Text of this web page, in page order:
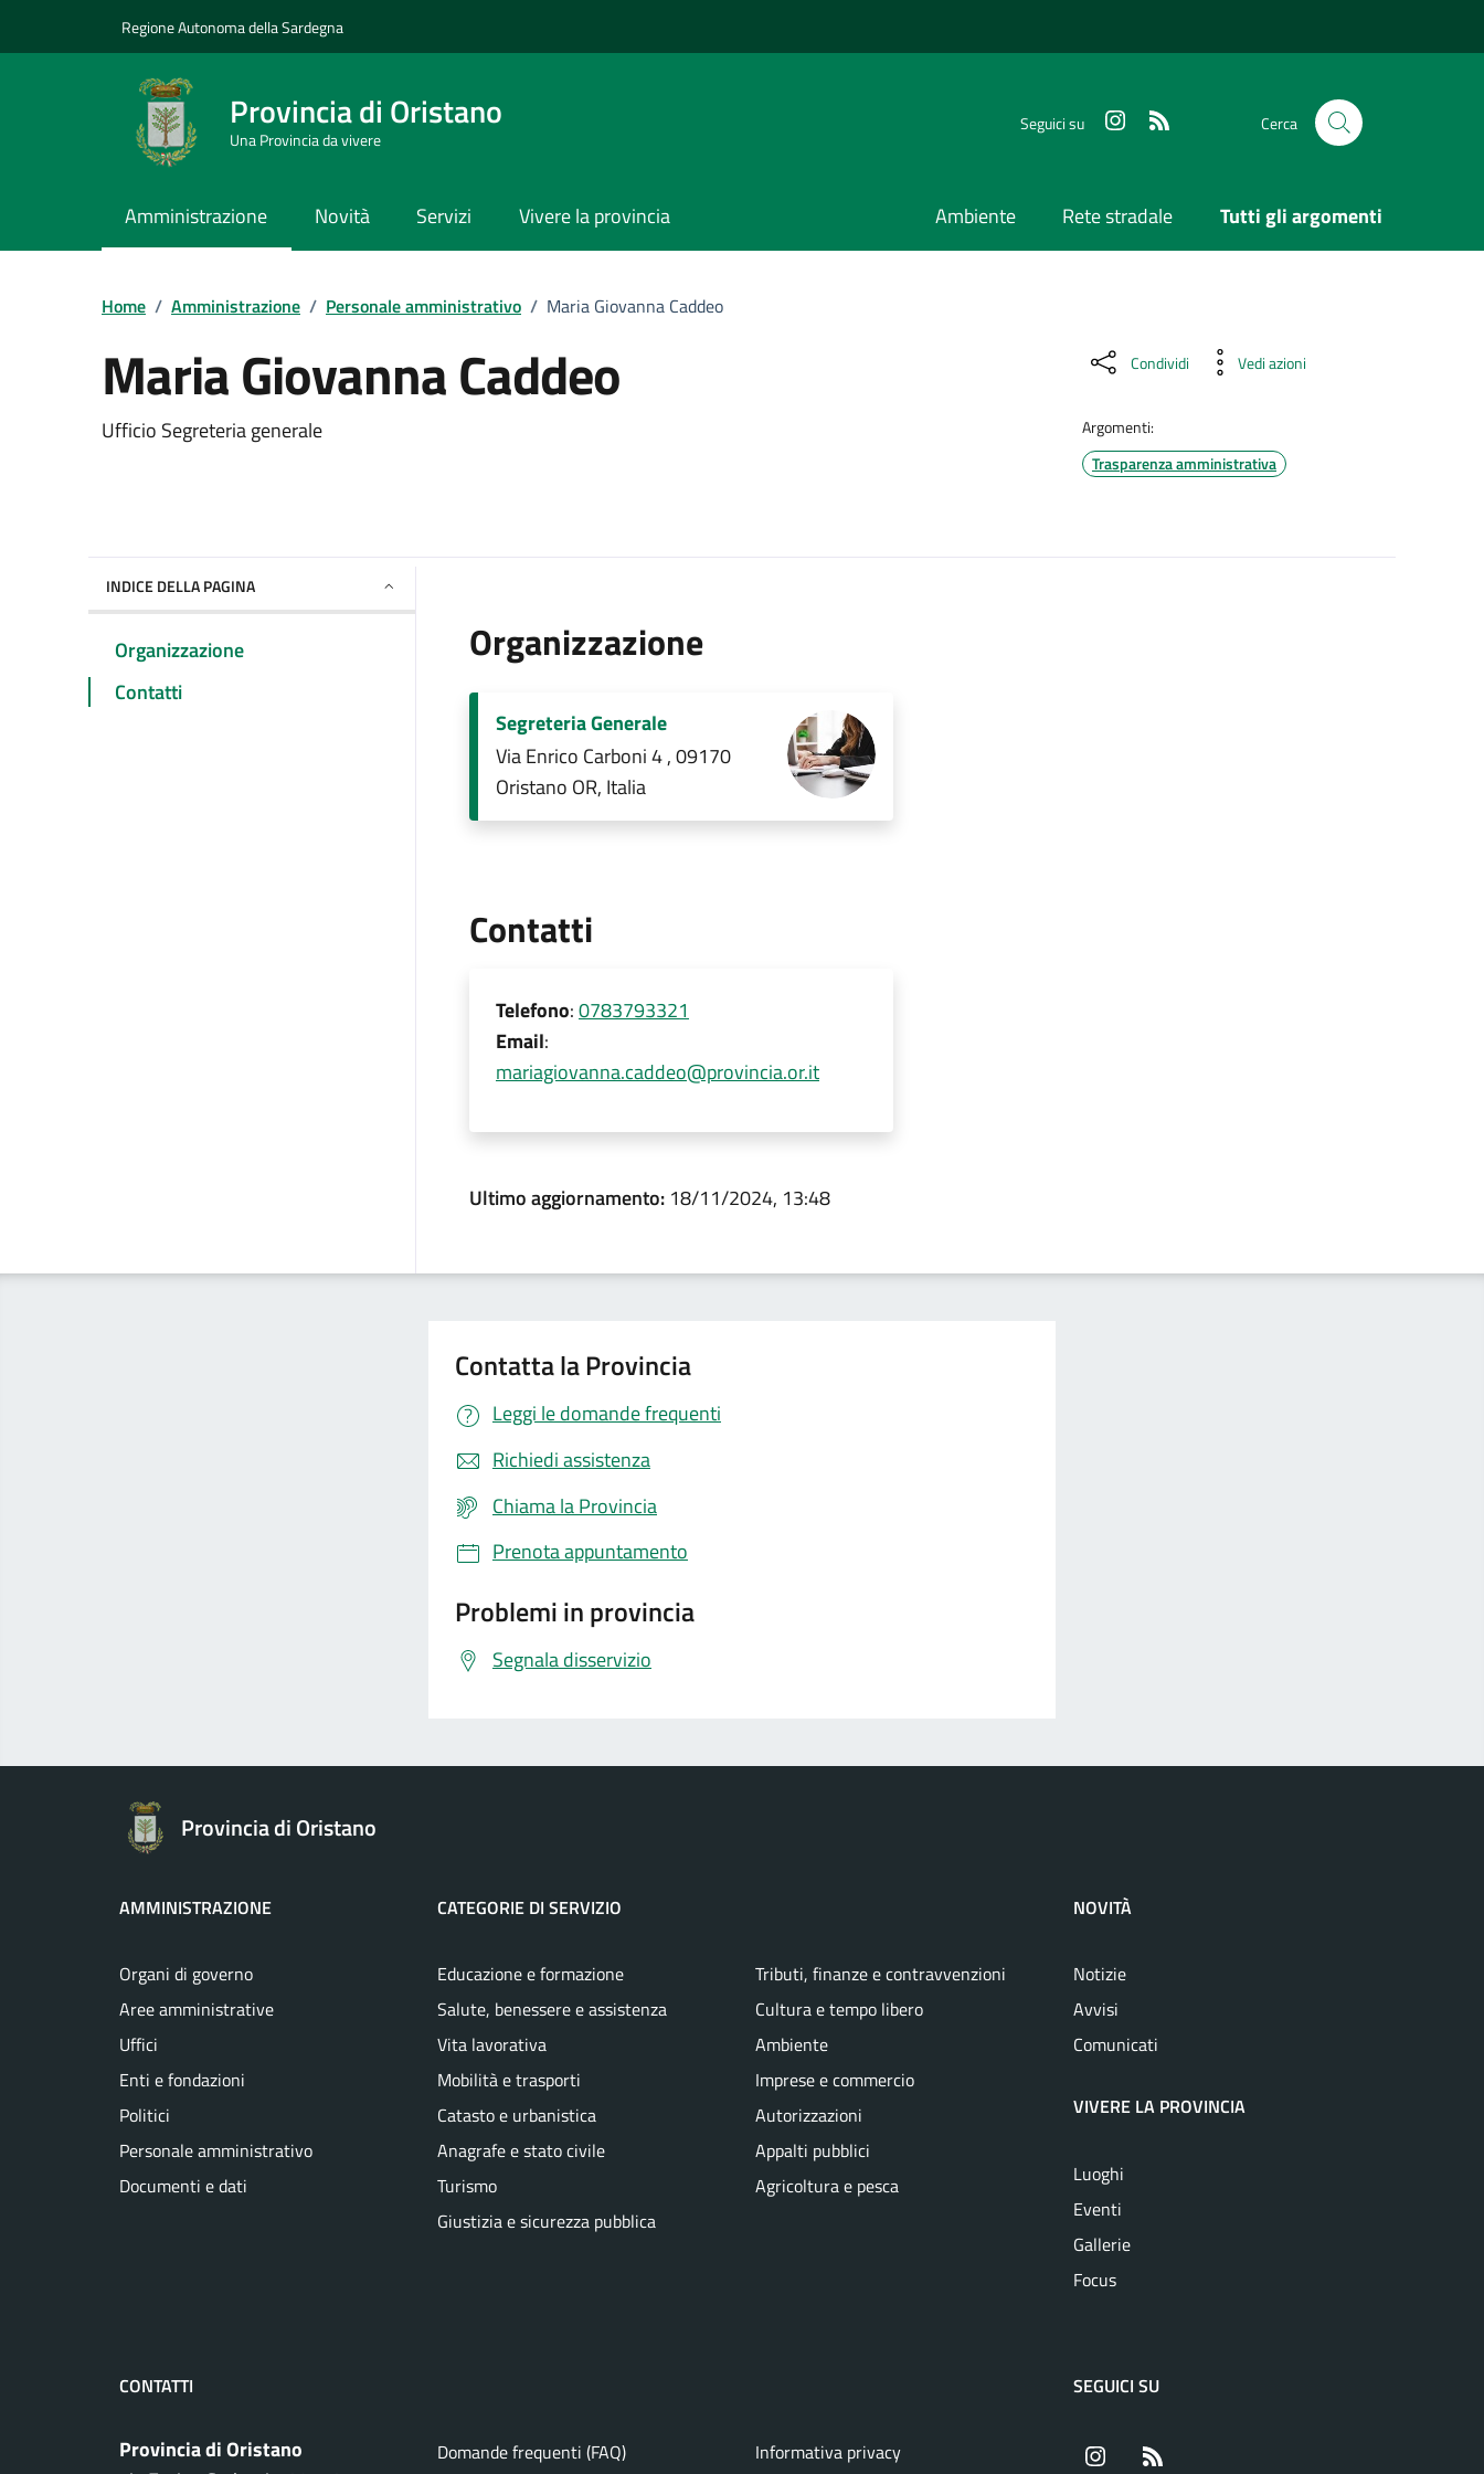
Regione Autonoma della Sardegna
Provincia di Oristano
Una Provincia da vivere
Seguici su Cerca
Amministrazione Novità Servizi Vivere la provincia Ambiente Rete stradale Tutti gli argomenti
Home / Amministrazione / Personale amministrativo / Maria Giovanna Caddeo
Maria Giovanna Caddeo
Dettaglio della persona
Ufficio Segreteria generale
Condividi Vedi azioni
Argomenti:
Trasparenza amministrativa
INDICE DELLA PAGINA
Organizzazione
Contatti
Organizzazione
Segreteria Generale
Via Enrico Carboni 4 , 09170
Oristano OR, Italia
Contatti
Telefono:0783793321
Email:
mariagiovanna.caddeo@provincia.or.it
Ultimo aggiornamento: 18/11/2024, 13:48
Contatta la Provincia
Leggi le domande frequenti
Richiedi assistenza
Chiama la Provincia
Prenota appuntamento
Problemi in provincia
Segnala disservizio
Provincia di Oristano
AMMINISTRAZIONE
Organi di governo
Aree amministrative
Uffici
Enti e fondazioni
Politici
Personale amministrativo
Documenti e dati
CATEGORIE DI SERVIZIO
Educazione e formazione
Salute, benessere e assistenza
Vita lavorativa
Mobilità e trasporti
Catasto e urbanistica
Anagrafe e stato civile
Turismo
Giustizia e sicurezza pubblica
Tributi, finanze e contravvenzioni
Cultura e tempo libero
Ambiente
Imprese e commercio
Autorizzazioni
Appalti pubblici
Agricoltura e pesca
NOVITÀ
Notizie
Avvisi
Comunicati
VIVERE LA PROVINCIA
Luoghi
Eventi
Gallerie
Focus
CONTATTI
Provincia di Oristano
Domande frequenti (FAQ) Informativa privacy
SEGUICI SU
Instagram